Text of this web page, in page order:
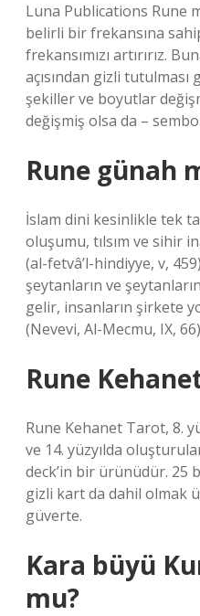
Luna Publications Rune
belirli bir frekansına
frekansımızı artırırız.
açısından gizli
şekiller ve boyutlar
değişmiş olsa da –
Rune günah
İslam dini kesinlikle tek
oluşumu, tılsım ve sihir
(al-fetvâ’l-hindiyye, v,
şeytanların ve
gelir, insanların şirkete
(Nevevi, Al-Mecmu, IX,
Rune
Rune Kehanet Tarot, 8.
ve 14. yüzyılda
deck’in bir ürünüdür. 25
gizli kart da dahil olmak
güverte.
Kara büyü
mu?